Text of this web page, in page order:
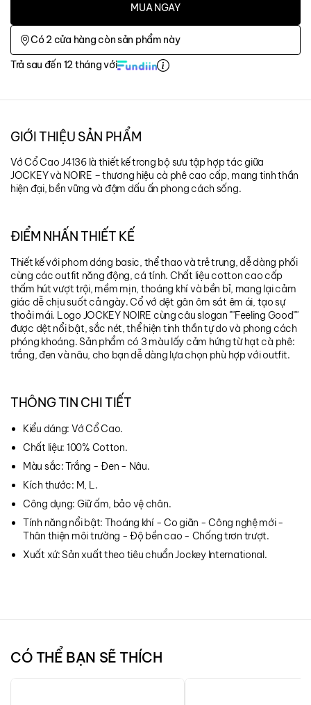
MUA NGAY
Có2cửa hàng còn sản phẩm này
Trả sau đến 12 tháng với
GIỚI THIỆU SẢN PHẨM
Vớ Cổ Cao J4136 là thiết kế trong bộ sưu tập hợp tác giữa
JOCKEY và NOIRE – thương hiệu cà phê cao cấp, mang tinh thần
hiện đại, bền vững và đậm dấu ấn phong cách sống.
ĐIỂM NHẤN THIẾT KẾ
Thiết kế với phom dáng basic, thể thao và trẻ trung, dễ dàng phối
cùng các outfit năng động, cá tính. Chất liệu cotton cao cấp
thấm hút vượt trội, mềm mịn, thoáng khí và bền bỉ, mang lại cảm
giác dễ chịu suốt cả ngày. Cổ vớ dệt gân ôm sát êm ái, tạo sự
thoải mái. Logo JOCKEY NOIRE cùng câu slogan ""Feeling Good""
được dệt nổi bật, sắc nét, thể hiện tinh thần tự do và phong cách
phóng khoáng. Sản phẩm có 3 màu lấy cảm hứng từ hạt cà phê:
trắng, đen và nâu, cho bạn dễ dàng lựa chọn phù hợp với outfit.
THÔNG TIN CHI TIẾT
Kiểu dáng: Vớ Cổ Cao.
Chất liệu: 100% Cotton.
Màu sắc: Trắng - Đen - Nâu.
Kích thước: M, L.
Công dụng: Giữ ấm, bảo vệ chân.
Tính năng nổi bật: Thoáng khí - Co giãn - Công nghệ mới -
Thân thiện môi trường - Độ bền cao - Chống trơn trượt.
Xuất xứ: Sản xuất theo tiêu chuẩn Jockey International.
CÓ THỂ BẠN SẼ THÍCH